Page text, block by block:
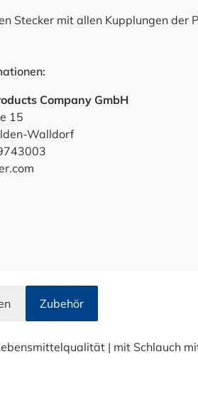
Stecker mit allen Kupplungen der
Company GmbH
15
Walldorf
Zubehör